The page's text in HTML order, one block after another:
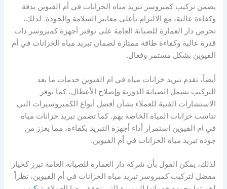
يضمن تركيب كمبروسر تبريد مياه الخزانات في أم القيوين بدقة
وكفاءة عالية، مع الالتزام بأعلى معايير السلامة والجودة. لذلك،
تحرص دار العمارة للصيانة العامة على توفير أجهزة كمبروسر ذات
قدرة عالية وكفاءة طاقة ممتازة لضمان تبريد مياه الخزانات في أم
القيوين بشكل مستمر وفعال.
أيضاً، تقدم تبريد خزانات مياه في ام القيوين خدمات ما بعد
التركيب تشمل الصيانة الدورية وإصلاح الأعطال، كما توفر
الاستشارات الفنية للعملاء بشأن أفضل أنواع الكمبروسيرات التي
تناسب خزانات المياه الخاصة بهم. كما تضمن تبريد خزانات مياه
في ام القيوين استمرار أداء أجهزة التبريد بكفاءة، مما يعزز من
جودة تبريد مياه الخزانات في أم القيوين.
لذلك، يمكن القول بأن شركة دار العمارة للصيانة العامة تبرز كخيار
مفضل لتركيب كمبروسر تبريد مياه الخزانات في أم القيوين، نظراً